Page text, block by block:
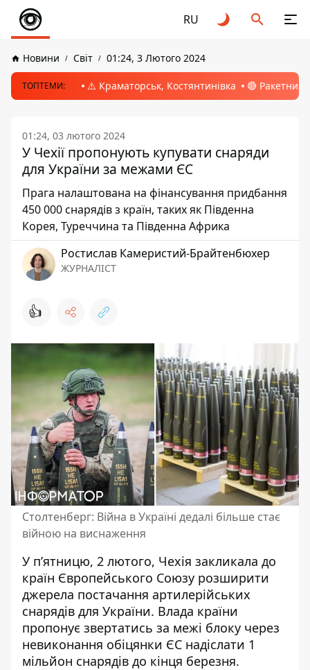
RU
Новини Світ 01:24, 3 Лютого 2024
ТОПТЕМИ: ⚠️ Краматорськ, Костянтинівка 🔴 Ракетний
01:24, 03 лютого 2024
У Чехії пропонують купувати снаряди
для України за межами ЄС
Прага налаштована на фінансування придбання
450 000 снарядів з країн, таких як Південна
Корея, Туреччина та Південна Африка
Ростислав Камеристий-Брайтенбюхер
ЖУРНАЛІСТ
👍
Столтенберг: Війна в Україні дедалі більше стає
війною на виснаження
У п’ятницю, 2 лютого, Чехія закликала до
країн Європейського Союзу розширити
джерела постачання артилерійських
снарядів для України. Влада країни
пропонує звертатись за межі блоку через
невиконання обіцянки ЄС надіслати 1
мільйон снарядів до кінця березня.